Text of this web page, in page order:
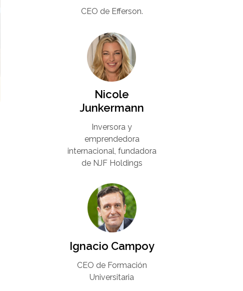
CEO de Efferson.
Nicole
Junkermann​
Inversora y
emprendedora
internacional, fundadora
de NJF Holdings
Ignacio Campoy​
CEO de Formación
Universitaria​